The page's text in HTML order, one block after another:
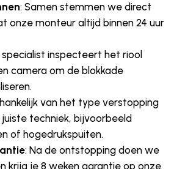
: Samen stemmen we direct
onze monteur altijd binnen 24 uur
specialist inspecteert het riool
camera om de blokkade
van het type verstopping
techniek, bijvoorbeeld
of hogedrukspuiten.
: Na de ontstopping doen we
krijg je 8 weken garantie op onze